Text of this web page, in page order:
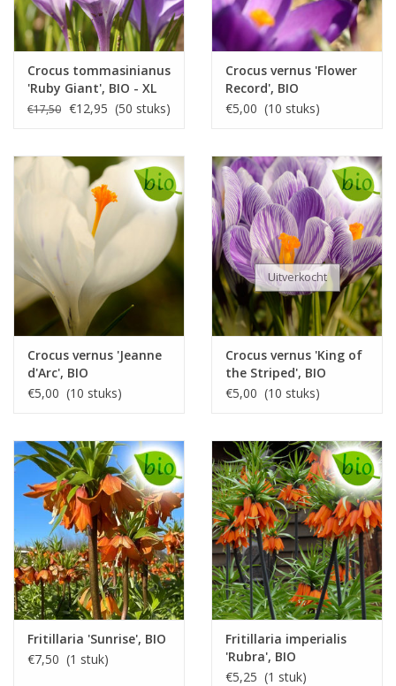
Crocus tommasinianus
'Ruby Giant', BIO - XL
voordeelverpakking
€17,50 €12,95 (50 stuks)
Crocus vernus 'Flower
Record', BIO
€5,00 (10 stuks)
Crocus vernus 'Jeanne
d'Arc', BIO
€5,00 (10 stuks)
Uitverkocht
Crocus vernus 'King of
the Striped', BIO
€5,00 (10 stuks)
Fritillaria 'Sunrise', BIO
€7,50 (1 stuk)
Fritillaria imperialis
'Rubra', BIO
€5,25 (1 stuk)